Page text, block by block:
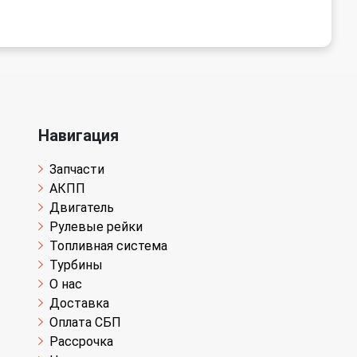
Навигация
Запчасти
АКПП
Двигатель
Рулевые рейки
Топливная система
Турбины
О нас
Доставка
Оплата СБП
Рассрочка